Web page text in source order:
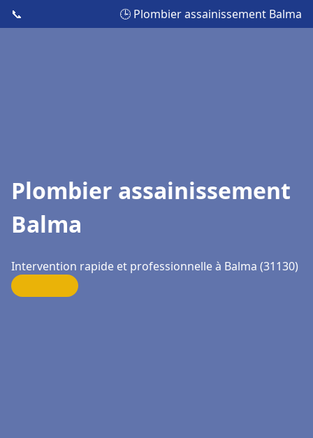
📞 🕒 Plombier assainissement Balma
Plombier assainissement
Balma
Intervention rapide et professionnelle à Balma (31130)